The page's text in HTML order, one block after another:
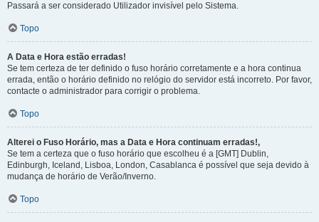
Passará a ser considerado Utilizador invisível pelo Sistema.
Topo
A Data e Hora estão erradas!
Se tem certeza de ter definido o fuso horário corretamente e a hora continua
errada, então o horário definido no relógio do servidor está incorreto. Por favor,
contacte o administrador para corrigir o problema.
Topo
Alterei o Fuso Horário, mas a Data e Hora continuam erradas!,
Se tem a certeza que o fuso horário que escolheu é a [GMT] Dublin,
Edinburgh, Iceland, Lisboa, London, Casablanca é possível que seja devido à
mudança de horário de Verão/Inverno.
Topo